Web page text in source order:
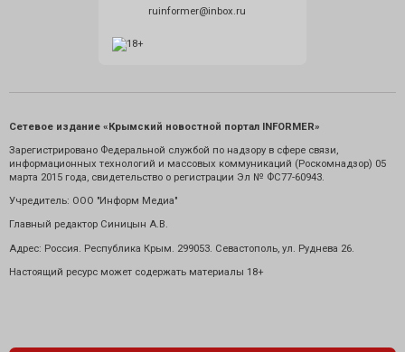
ruinformer@inbox.ru
Сетевое издание «Крымский новостной портал INFORMER»
Зарегистрировано Федеральной службой по надзору в сфере связи,
информационных технологий и массовых коммуникаций (Роскомнадзор) 05
марта 2015 года, свидетельство о регистрации Эл № ФС77-60943.
Учредитель: ООО "Информ Медиа"
Главный редактор Синицын А.В.
Адрес: Россия. Республика Крым. 299053. Севастополь, ул. Руднева 26.
Настоящий ресурс может содержать материалы 18+